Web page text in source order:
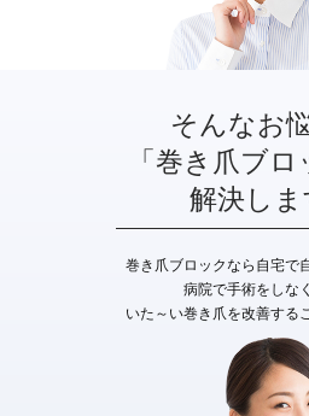
そんなお
「巻き爪ブ
解決し
巻き爪ブロックなら自宅で
病院で手術をしな
いた～い巻き爪を改善する